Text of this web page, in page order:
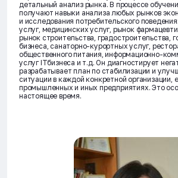
детальный анализ рынка. В процессе
получают навыки анализа любых рынков
и исследования потребительского
услуг, медицинских услуг, рынок
рынок строительства, градостроительства,
бизнеса, санаторно-курортных услуг,
общественного питания, информационно-
услуг ITбизнеса и т.д. Он диагностирует
разрабатывает план по стабилизации и
ситуации в каждой конкретной организации,
промышленных и иных предприятиях. Это
настоящее время.